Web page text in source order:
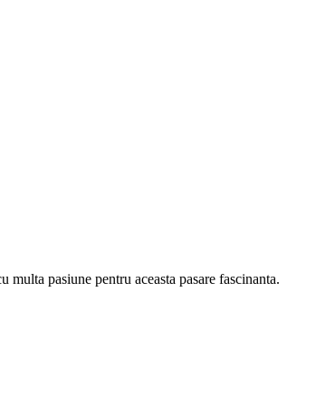
pasiune pentru aceasta pasare fascinanta.